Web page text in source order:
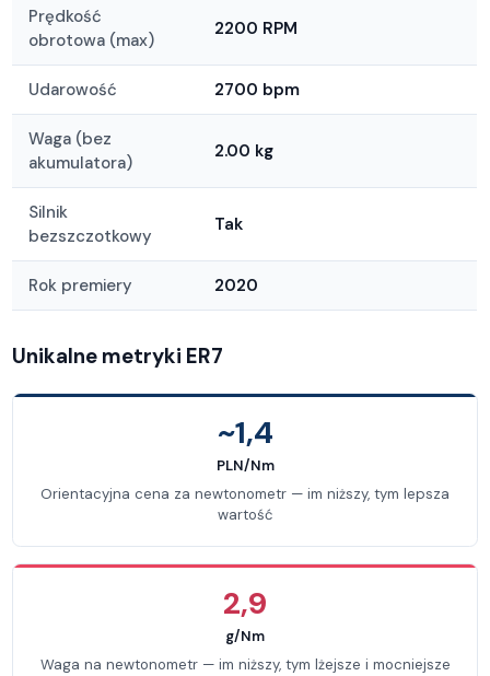
Prędkość
obrotowa (max)
2200 RPM
Udarowość 2700 bpm
Waga (bez
akumulatora)
2.00 kg
Silnik
bezszczotkowy
Tak
Rok premiery 2020
Unikalne metryki ER7
~1,4
PLN/Nm
Orientacyjna cena za newtonometr — im niższy, tym lepsza
wartość
2,9
g/Nm
Waga na newtonometr — im niższy, tym lżejsze i mocniejsze